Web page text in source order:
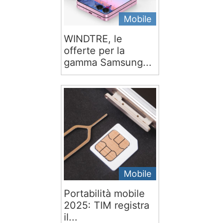
Mobile
WINDTRE, le
offerte per la
gamma Samsung...
Mobile
Portabilità mobile
2025: TIM registra
il...